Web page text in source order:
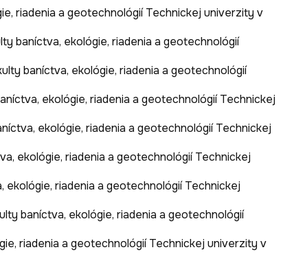
riadenia a geotechnológií Technickej univerzity v
baníctva, ekológie, riadenia a geotechnológií
baníctva, ekológie, riadenia a geotechnológií
ekológie, riadenia a geotechnológií Technickej
ekológie, riadenia a geotechnológií Technickej
ekológie, riadenia a geotechnológií Technickej
ekológie, riadenia a geotechnológií Technickej
baníctva, ekológie, riadenia a geotechnológií
riadenia a geotechnológií Technickej univerzity v